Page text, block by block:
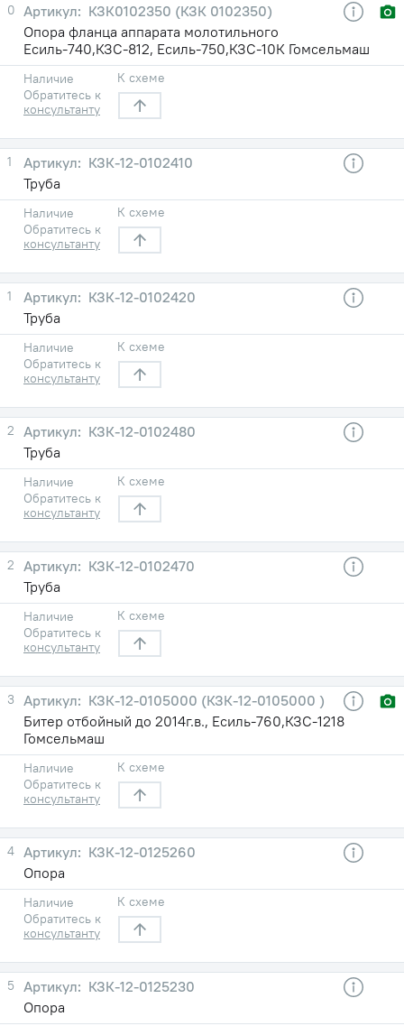
0
КЗК0102350 (КЗК 0102350)
Опора фланца аппарата молотильного
Есиль-740,КЗС-812, Есиль-750,КЗС-10К Гомсельмаш
Наличие
Обратитесь к
консультанту
К схеме
1
КЗК-12-0102410
Труба
Наличие
Обратитесь к
консультанту
К схеме
1
КЗК-12-0102420
Труба
Наличие
Обратитесь к
консультанту
К схеме
2
КЗК-12-0102480
Труба
Наличие
Обратитесь к
консультанту
К схеме
2
КЗК-12-0102470
Труба
Наличие
Обратитесь к
консультанту
К схеме
3
КЗК-12-0105000 (КЗК-12-0105000 )
Битер отбойный до 2014г.в., Есиль-760,КЗС-1218
Гомсельмаш
Наличие
Обратитесь к
консультанту
К схеме
4
КЗК-12-0125260
Опора
Наличие
Обратитесь к
консультанту
К схеме
5
КЗК-12-0125230
Опора